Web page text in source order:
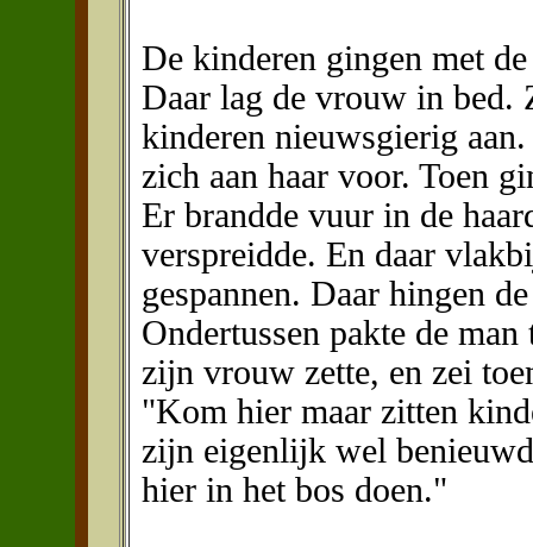
De kinderen gingen met
Daar lag de vrouw in bed.
kinderen nieuwsgierig
zich aan haar voor. Toen
Er brandde vuur in de
verspreidde. En daar
gespannen. Daar hingen
Ondertussen pakte de
zijn vrouw zette, en zei
"Kom hier maar zitten
zijn eigenlijk wel
hier in het bos doen."